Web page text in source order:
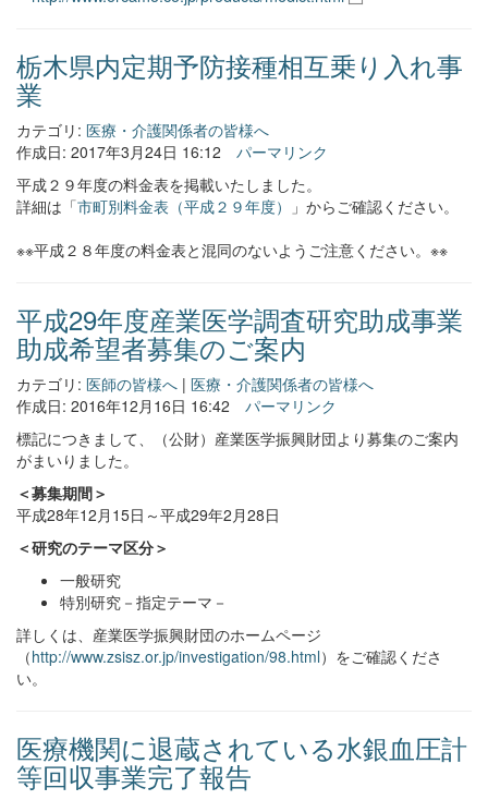
栃木県内定期予防接種相互乗り入れ事
業
カテゴリ: 医療・介護関係者の皆様へ
作成日: 2017年3月24日 16:12
パーマリンク
平成２９年度の料金表を掲載いたしました。
詳細は「市町別料金表（平成２９年度）
」からご確認ください。
※※平成２８年度の料金表と混同のないようご注意ください。※※
平成29年度産業医学調査研究助成事業
助成希望者募集のご案内
カテゴリ: 医師の皆様へ | 医療・介護関係者の皆様へ
作成日: 2016年12月16日 16:42
パーマリンク
標記につきまして、（公財）産業医学振興財団より募集のご案内
がまいりました。
＜募集期間＞
平成28年12月15日～平成29年2月28日
＜研究のテーマ区分＞
一般研究
特別研究－指定テーマ－
詳しくは、産業医学振興財団のホームページ
（http://www.zsisz.or.jp/investigation/98.html）をご確認くださ
い。
医療機関に退蔵されている水銀血圧計
等回収事業完了報告